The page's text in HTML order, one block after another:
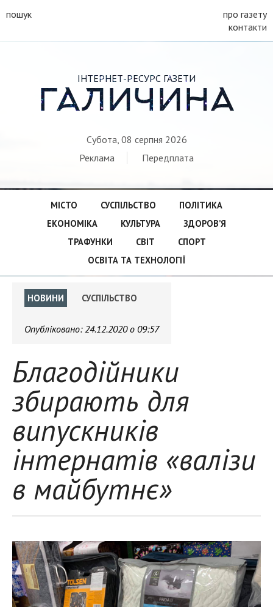
пошук
про газету
контакти
ІНТЕРНЕТ-РЕСУРС ГАЗЕТИ
ГАЛИЧИНА
Субота, 08 серпня 2026
Реклама
Передплата
МІСТО СУСПІЛЬСТВО
ПОЛІТИКА
ЕКОНОМІКА
КУЛЬТУРА
ЗДОРОВ’Я
ТРАФУНКИ
СВІТ
СПОРТ
ОСВІТА ТА ТЕХНОЛОГІЇ
НОВИНИ СУСПІЛЬСТВО
Опубліковано:24.12.2020 о 09:57
Благодійники
збирають для
випускників
інтернатів «валізи
в майбутнє»